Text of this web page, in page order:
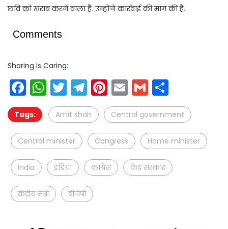
छवि को खराब करने वाला है. उन्होंने कार्रवाई की मांग की है.
Comments
Sharing Is Caring:
Facebook
WhatsApp
Twitter
Telegram
Pinterest
EmailGmail
Tags: Amit shah Central government
Central minister Congress Home minister
India इंडिया कांग्रेस केंद्र सरकार
केंद्रीय मंत्री बीजेपी